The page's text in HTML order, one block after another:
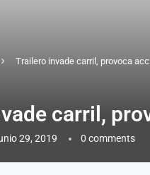
Trailero invade carril, provoca
carril,
29, 2019 0 comments